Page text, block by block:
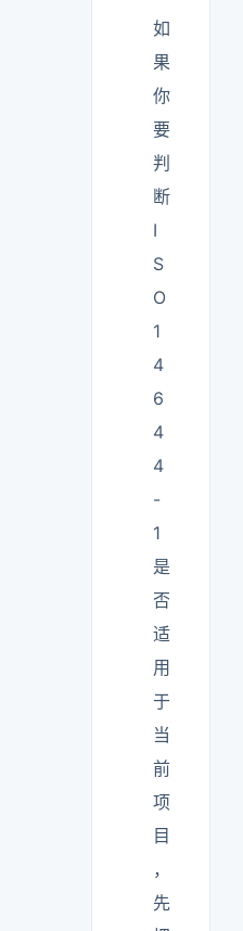
如
果
你
要
判
断
I
S
O
1
4
6
4
4
-
1
是
否
适
用
于
当
前
项
目
，
先